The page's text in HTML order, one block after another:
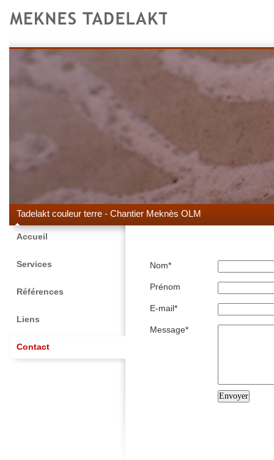
Tadelakt couleur terre - Chantier Meknès OLM
Accueil
Services
Références
Liens
Contact
Nom*
Prénom
E-mail*
Message*